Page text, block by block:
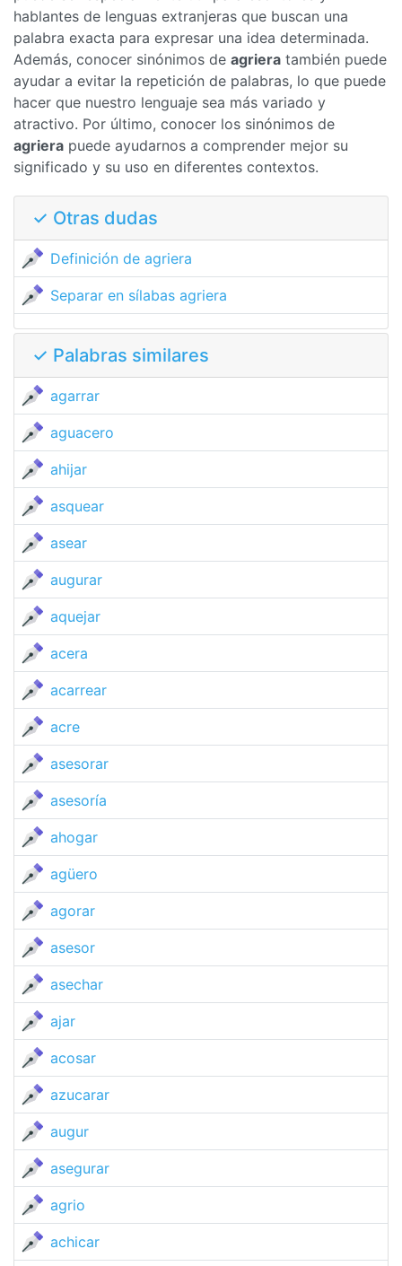
hablantes de lenguas extranjeras que buscan una
palabra exacta para expresar una idea determinada.
Además, conocer sinónimos de agriera también puede
ayudar a evitar la repetición de palabras, lo que puede
hacer que nuestro lenguaje sea más variado y
atractivo. Por último, conocer los sinónimos de
agriera puede ayudarnos a comprender mejor su
significado y su uso en diferentes contextos.
✓ Otras dudas
Definición de agriera
Separar en sílabas agriera
✓ Palabras similares
agarrar
aguacero
ahijar
asquear
asear
augurar
aquejar
acera
acarrear
acre
asesorar
asesoría
ahogar
agüero
agorar
asesor
asechar
ajar
acosar
azucarar
augur
asegurar
agrio
achicar